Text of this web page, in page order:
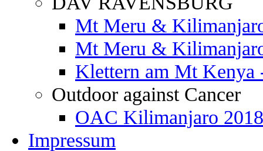
Mt Meru &
Mt Meru &
Klettern am Mt
Outdoor against Cancer
OAC Kilimanjaro 2018
Impressum